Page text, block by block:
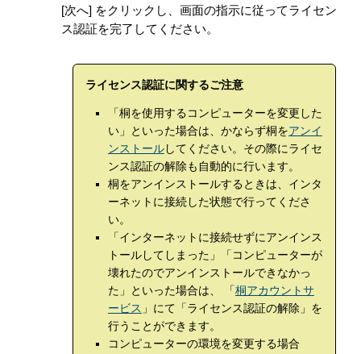
[次へ] をクリックし、画面の指示に従ってライセン
ス認証を完了してください。
ライセンス認証に関するご注意
「桐を使用するコンピューターを変更した
い」といった場合は、かならず桐をアンイ
ンストールしてください。その際にライセ
ンス認証の解除も自動的に行います。
桐をアンインストールするときは、インタ
ーネットに接続した状態で行ってくださ
い。
「インターネットに接続せずにアンインス
トールしてしまった」「コンピューターが
壊れたのでアンインストールできなかっ
た」といった場合は、 「桐アカウントサ
ービス 」にて「ライセンス認証の解除」を
行うことができます。
コンピューターの環境を変更する場合